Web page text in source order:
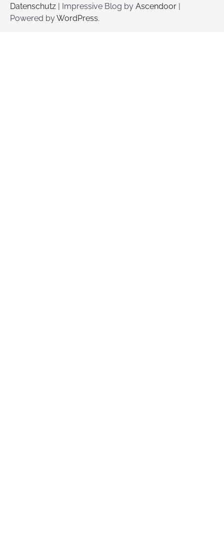
Datenschutz | Impressive Blog by Ascendoor
Powered byWordPress.